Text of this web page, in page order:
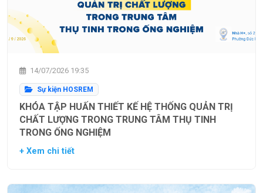
14/07/2026 19:35
Sự kiện HOSREM
KHÓA TẬP HUẤN THIẾT KẾ HỆ THỐNG QUẢN TRỊ
CHẤT LƯỢNG TRONG TRUNG TÂM THỤ TINH
TRONG ỐNG NGHIỆM
+ Xem chi tiết